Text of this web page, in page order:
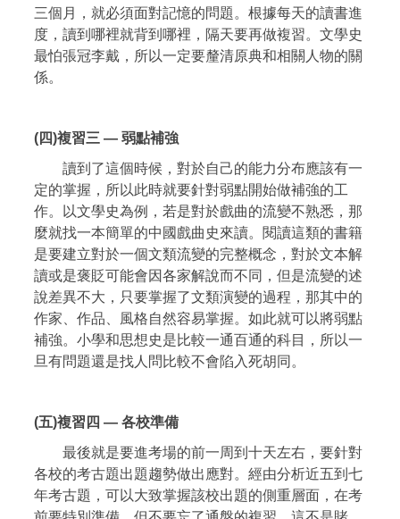
三個月，就必須面對記憶的問題。根據每天的讀書進
度，讀到哪裡就背到哪裡，隔天要再做複習。文學史
最怕張冠李戴，所以一定要釐清原典和相關人物的關
係。
(四)複習三 — 弱點補強
讀到了這個時候，對於自己的能力分布應該有一
定的掌握，所以此時就要針對弱點開始做補強的工
作。以文學史為例，若是對於戲曲的流變不熟悉，那
麼就找一本簡單的中國戲曲史來讀。閱讀這類的書籍
是要建立對於一個文類流變的完整概念，對於文本解
讀或是褒貶可能會因各家解說而不同，但是流變的述
說差異不大，只要掌握了文類演變的過程，那其中的
作家、作品、風格自然容易掌握。如此就可以將弱點
補強。小學和思想史是比較一通百通的科目，所以一
旦有問題還是找人問比較不會陷入死胡同。
(五)複習四 — 各校準備
最後就是要進考場的前一周到十天左右，要針對
各校的考古題出題趨勢做出應對。經由分析近五到七
年考古題，可以大致掌握該校出題的側重層面，在考